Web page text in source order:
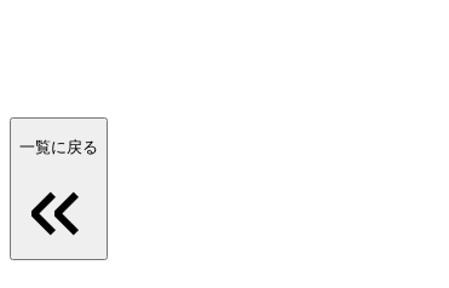
一覧に戻る